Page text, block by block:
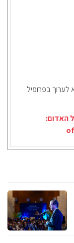
לערוך בפרופיל
האדום: